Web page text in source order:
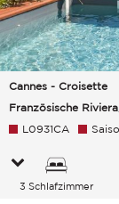
Cannes - Croisette
Französische
L0931CA
3 Schlafzimmer